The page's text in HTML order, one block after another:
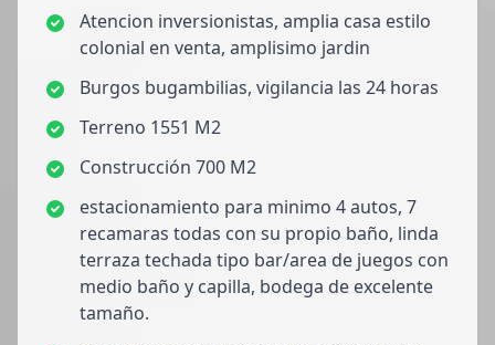
Atencion inversionistas, amplia casa estilo
colonial en venta, amplisimo jardin
Burgos bugambilias, vigilancia las 24 horas
Terreno 1551 M2
Construcción 700 M2
estacionamiento para minimo 4 autos, 7
recamaras todas con su propio baño, linda
terraza techada tipo bar/area de juegos con
medio baño y capilla, bodega de excelente
tamaño.